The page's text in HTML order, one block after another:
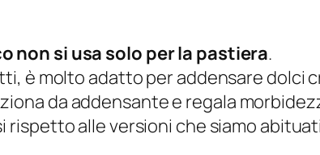
non si usa solo per la pastiera.
è molto adatto per addensare dolci
da addensante e regala
alle versioni che siamo